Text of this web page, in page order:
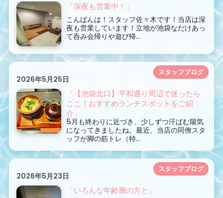
「深夜も営業中！」
こんばんは！スタッフ佐々木です！当店は深
夜も営業しています！立地が池袋なだけあっ
て呑み会帰りや遊び帰...
2026年5月25日
スタッフブログ
「【池袋北口】平和通り周辺で迷ったら
ここ！おすすめランチスポットをご紹
介」
5月も終わりに近づき、少しずつ汗ばむ陽気
になってきましたね。最近、当店の同僚スタ
ッフが脚の筋トレ（特...
2026年5月23日
スタッフブログ
「いろんな年齢層の方と」